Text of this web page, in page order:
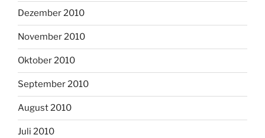
Dezember 2010
November 2010
Oktober 2010
September 2010
August 2010
Juli 2010